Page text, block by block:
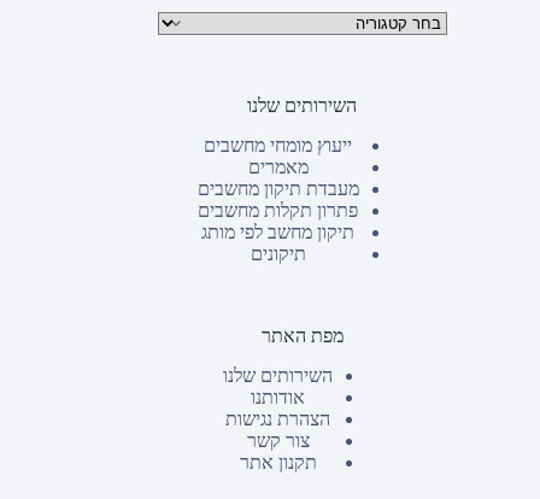
קטגוריות מוצרים
השירותים שלנו
ייעוץ מומחי מחשבים
מאמרים
מעבדת תיקון מחשבים
פתרון תקלות מחשבים
תיקון מחשב לפי מותג
תיקונים
מפת האתר
השירותים שלנו
אודותנו
הצהרת נגישות
צור קשר
תקנון אתר